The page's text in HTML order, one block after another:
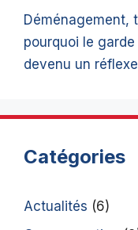
Déménagement,
pourquoi le
devenu un
Catégories
Actualités (6)